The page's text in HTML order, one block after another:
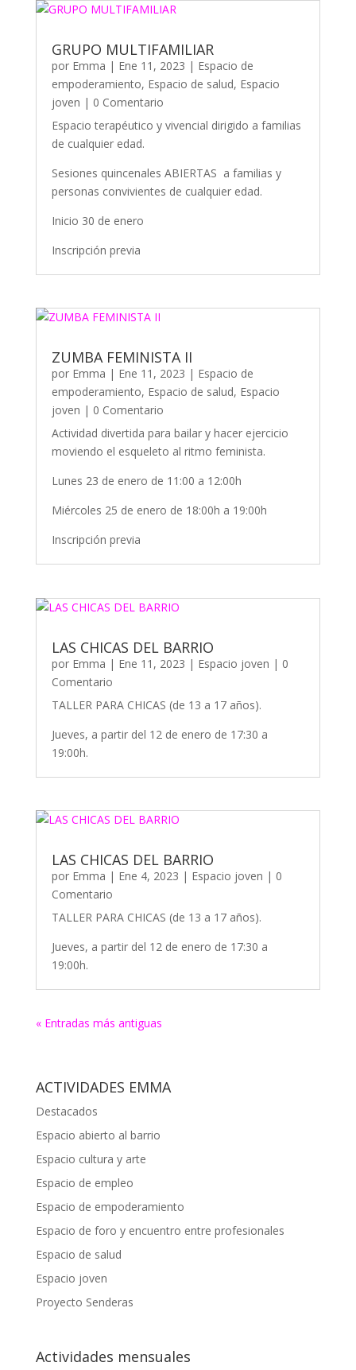
GRUPO MULTIFAMILIAR
por Emma | Ene 11, 2023 | Espacio de
empoderamiento, Espacio de salud, Espacio
joven | 0 Comentario
Espacio terapéutico y vivencial dirigido a familias
de cualquier edad.
Sesiones quincenales ABIERTAS a familias y
personas convivientes de cualquier edad.
Inicio 30 de enero
Inscripción previa
ZUMBA FEMINISTA II
por Emma | Ene 11, 2023 | Espacio de
empoderamiento, Espacio de salud, Espacio
joven | 0 Comentario
Actividad divertida para bailar y hacer ejercicio
moviendo el esqueleto al ritmo feminista.
Lunes 23 de enero de 11:00 a 12:00h
Miércoles 25 de enero de 18:00h a 19:00h
Inscripción previa
LAS CHICAS DEL BARRIO
por Emma | Ene 11, 2023 | Espacio joven | 0
Comentario
TALLER PARA CHICAS (de 13 a 17 años).
Jueves, a partir del 12 de enero de 17:30 a
19:00h.
LAS CHICAS DEL BARRIO
por Emma | Ene 4, 2023 | Espacio joven | 0
Comentario
TALLER PARA CHICAS (de 13 a 17 años).
Jueves, a partir del 12 de enero de 17:30 a
19:00h.
« Entradas más antiguas
ACTIVIDADES EMMA
Destacados
Espacio abierto al barrio
Espacio cultura y arte
Espacio de empleo
Espacio de empoderamiento
Espacio de foro y encuentro entre profesionales
Espacio de salud
Espacio joven
Proyecto Senderas
Actividades mensuales